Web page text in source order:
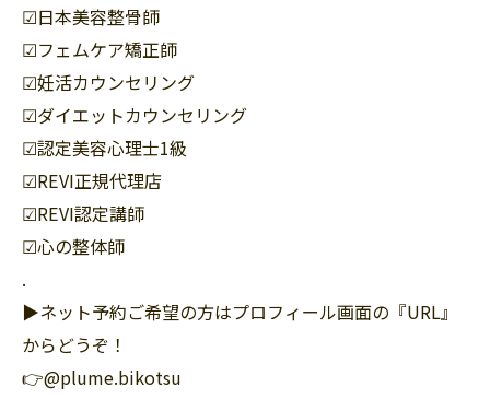
☑︎日本美容整骨師
☑︎フェムケア矯正師
☑︎妊活カウンセリング
☑︎ダイエットカウンセリング
☑︎認定美容心理士1級
☑︎REVI正規代理店
☑︎REVI認定講師
☑︎心の整体師
.
▶︎ネット予約ご希望の方はプロフィール画面の『URL』
からどうぞ！
👉@plume.bikotsu